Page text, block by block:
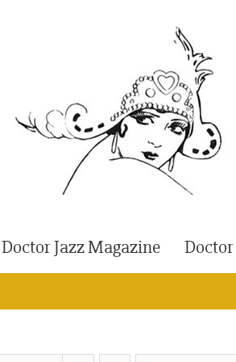
Doctor Jazz Magazine Doctor